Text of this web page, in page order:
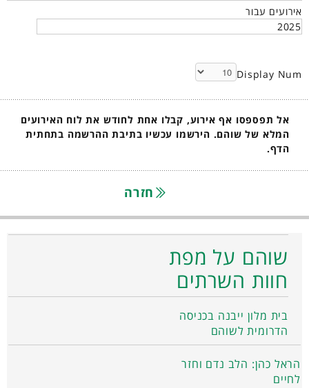
אירועים עבור
2025
Display Num
אל תפספסו אף אירוע, קבלו אחת לחודש את לוח האירועים
המלא של שוהם. הירשמו עכשיו בתיבת ההרשמה בתחתית
הדף.
חזרה
שוהם על מפת
חוות השרתים
בית מלון ייבנה בכניסה
הדרומית לשוהם
הראל כהן: הלב נדם וחזר
לחיים